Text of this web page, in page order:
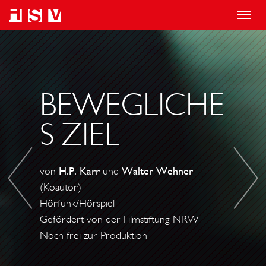
T
o
g
g
l
e
n
v
g
A
S
B
L
O
N
D
E
N
B
BEWEGLICHE
S ZIEL
von H.P. Karr undWalter Wehner
(Koautor)
Hörfunk/Hörspiel
Gefördert von der Filmstiftung NRW
Noch frei zur Produktion